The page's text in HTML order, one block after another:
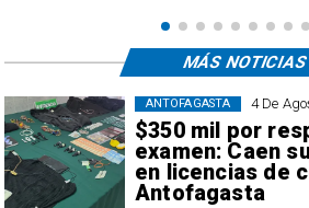
4 De
$350 mil por
examen: Caen
en licencias de
Antofagasta
ANTOFAGASTA
MÁS NOTICIAS